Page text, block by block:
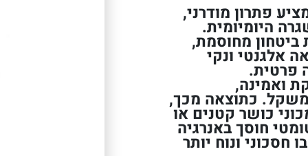
פתרון מודרני,
היומיומית.
מחוסמת,
אלגנטי ונקי
פרטית.
ואמינה,
כתוצאה מכך,
כושר קטנים או
חוסך באנרגיה
חסכוני ונוח יותר